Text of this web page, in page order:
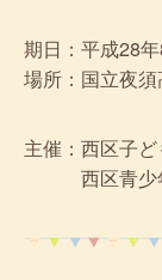
期日：平成28
場所：国立夜
主催：西区子
西区青少年